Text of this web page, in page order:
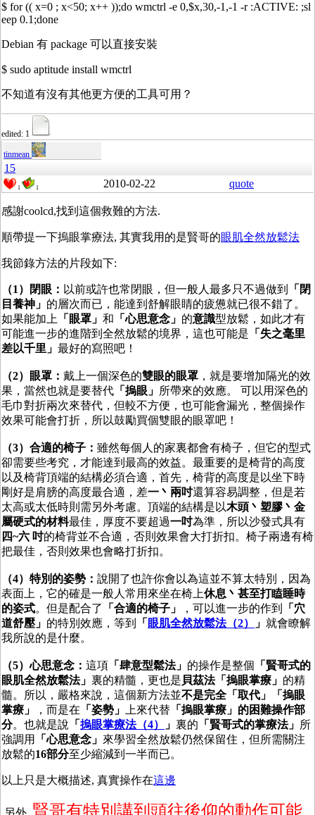
$ for (( x=0 ; x<50; x++ ));do wmctrl -e 0,$x,30,-1,-1 -r :ACTIVE: ;sl
eep 0.1;done
Debian 有 package 可以直接安裝
$ sudo aptitude install wmctrl
不知道有沒有其他更方便的工具可用？
edited: 1
tinmean
15
1 1 2010-02-22 quote
感謝coolcd,找到這個救難的方法.
順帶提一下摀眼掌療法, 其實我用的是賢哥的眼肌全然放鬆法
我節錄方法的片段如下:
（1）閉眼： 以前或許也常閉眼，但一般人最多只不過做到
「閉
目養神」 的層次而已，能達到舒解眼睛的疲憊就已很不錯了。
如果能加上 「眼罩」 和 「心思意念」 的意識型放鬆，如此才有
可能進一步的進階到全然放鬆的境界，這也可能是 「失之毫里
差以千里」 最好的寫照吧！
（2）眼罩： 戴上一個深色的雙眼的眼罩 ，就是要增加隔光的效
果，當然也就是要替代 「摀眼」 所帶來的效應。 可以用深色的
毛巾對折兩次來替代，但較不方便，也可能會漏光，整個操作
效果可能會打折，所以鼓勵買個雙眼的眼罩吧！
（3）合適的椅子： 雖然每個人的家裏都會有椅子，但它的型式
卻需要些考究，才能達到最高的效益。最重要的是椅背的高度
以及椅背頂端的結構必須合適，首先，椅背的高度是以坐下時
剛好是肩膀的高度最合適，差一丶兩吋還算容易調整，但是若
太高或太低時則需另外考慮。頂端的結構是以木頭 丶 塑膠丶 金
屬硬式的材料最佳，厚度不要超過一吋為準，所以沙發式具有
四~六 吋的椅背並不合適，否則效果會大打折扣。椅子兩邊有椅
把最佳，否則效果也會略打折扣。
（4）特別的姿勢： 說開了也許你會以為這並不算太特別，因為
表面上，它的確是一般人常用來坐在椅上休息 丶 甚至打瞌睡時
的姿式。但是配合了 「合適的椅子」 ，可以進一步的作到
「穴
道舒壓」 的特別效應，等到 「 眼肌全然放鬆法（2） 」 就會瞭解
我所說的是什麼。
（5）心思意念： 這項 「肆意型鬆法」 的操作是整個 「賢哥式的
眼肌全然放鬆法」 裏的精髓，更也是 貝茲法「摀眼掌療」 的精
髓。所以，嚴格來說，這個新方法並不是完全「取代」「摀眼
掌療」
，而是在 「姿勢」 上來代替 「摀眼掌療」的困難操作部
分。也就是說 「 摀眼掌療法（4） 」 裏的 「賢哥式的掌療法」 所
強調用
「心思意念」 來學習全然放鬆仍然保留住，但所需關注
放鬆的16部分至少縮減到一半而已。
以上只是大概描述, 真實操作在這邊
賢哥有特別講到頭往後仰的動作可能